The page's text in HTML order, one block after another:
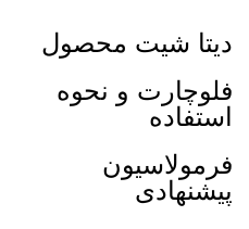
دیتا شیت محصول
فلوچارت و نحوه
استفاده
فرمولاسیون
پیشنهادی